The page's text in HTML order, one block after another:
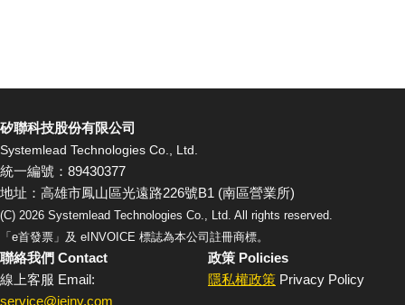
矽聯科技股份有限公司
Systemlead Technologies Co., Ltd.
統一編號：89430377
地址：高雄市鳳山區光遠路226號B1 (南區營業所)
(C) 2026 Systemlead Technologies Co., Ltd. All rights reserved.
「e首發票」及 eINVOICE 標誌為本公司註冊商標。
聯絡我們 Contact
線上客服 Email:
service@ieinv.com
政策 Policies
隱私權政策 Privacy Policy